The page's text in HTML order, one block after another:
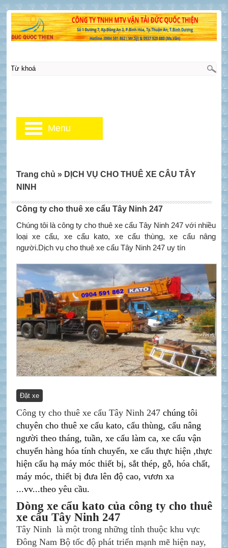
Công ty cho thuê xe cẩu Tây Ninh 247
Chúng tôi là công ty cho thuê xe cẩu Tây Ninh 247 với nhiều
loại xe cẩu, xe cẩu kato, xe cẩu thùng, xe cẩu nâng
người.Dịch vụ cho thuê xe cẩu Tây Ninh 247 uy tín
Đặt xe
Công ty cho thuê xe cẩu Tây Ninh 247 chúng tôi
chuyên cho thuê xe cẩu kato, cẩu thùng, cẩu nâng
người theo tháng, tuần, xe cẩu làm ca, xe cẩu vận
chuyển hàng hóa tính chuyến, xe cẩu thực hiện ,thực
hiện cẩu hạ máy móc thiết bị, sắt thép, gỗ, hóa chất,
máy móc, thiết bị đưa lên độ cao, vươn xa
...vv...theo yêu cầu.
Dòng xe cẩu kato của công ty cho thuê
xe cẩu Tây Ninh 247
Tây Ninh là một trong những tỉnh thuộc khu vực
Đông Nam Bộ tốc độ phát triển mạnh mẽ hiện nay,
Trang chủ » DỊCH VỤ CHO THUÊ XE CÂU TÂY
NINH
Menu